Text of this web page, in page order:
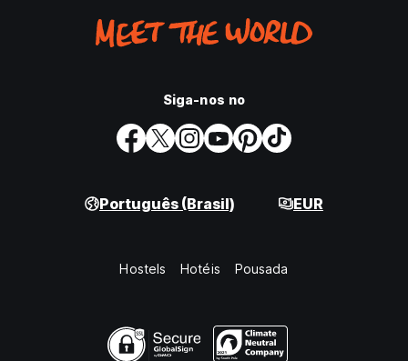
Siga-nos no
Português (Brasil) EUR
Hostels Hotéis Pousada